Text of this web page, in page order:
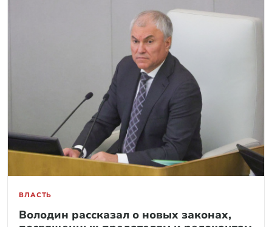
ВЛАСТЬ
Володин рассказал о новых законах,